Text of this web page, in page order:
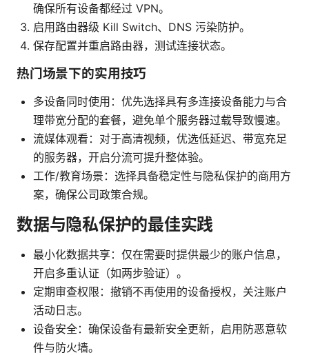
确保所有设备都经过 VPN。
启用路由器级 Kill Switch、DNS 污染防护。
保存配置并重启路由器，测试连接状态。
热门场景下的实用技巧
多设备同时使用：优先选择具有多连接设备能力与合
理带宽分配的套餐，避免单个服务器过载导致慢速。
流媒体观看：对于高清视频，优选低延迟、带宽充足
的服务器，开启分流可提升整体验。
工作/教育场景：选择具备稳定性与隐私保护的商用方
案，确保公司政策合规。
数据与隐私保护的最佳实践
最小化数据共享：仅在需要时提供最少的账户信息，
开启多重认证（如两步验证）。
定期审查权限：撤销不再使用的设备授权，关注账户
活动日志。
设备安全：确保设备有最新安全更新，启用防恶意软
件与防火墙。